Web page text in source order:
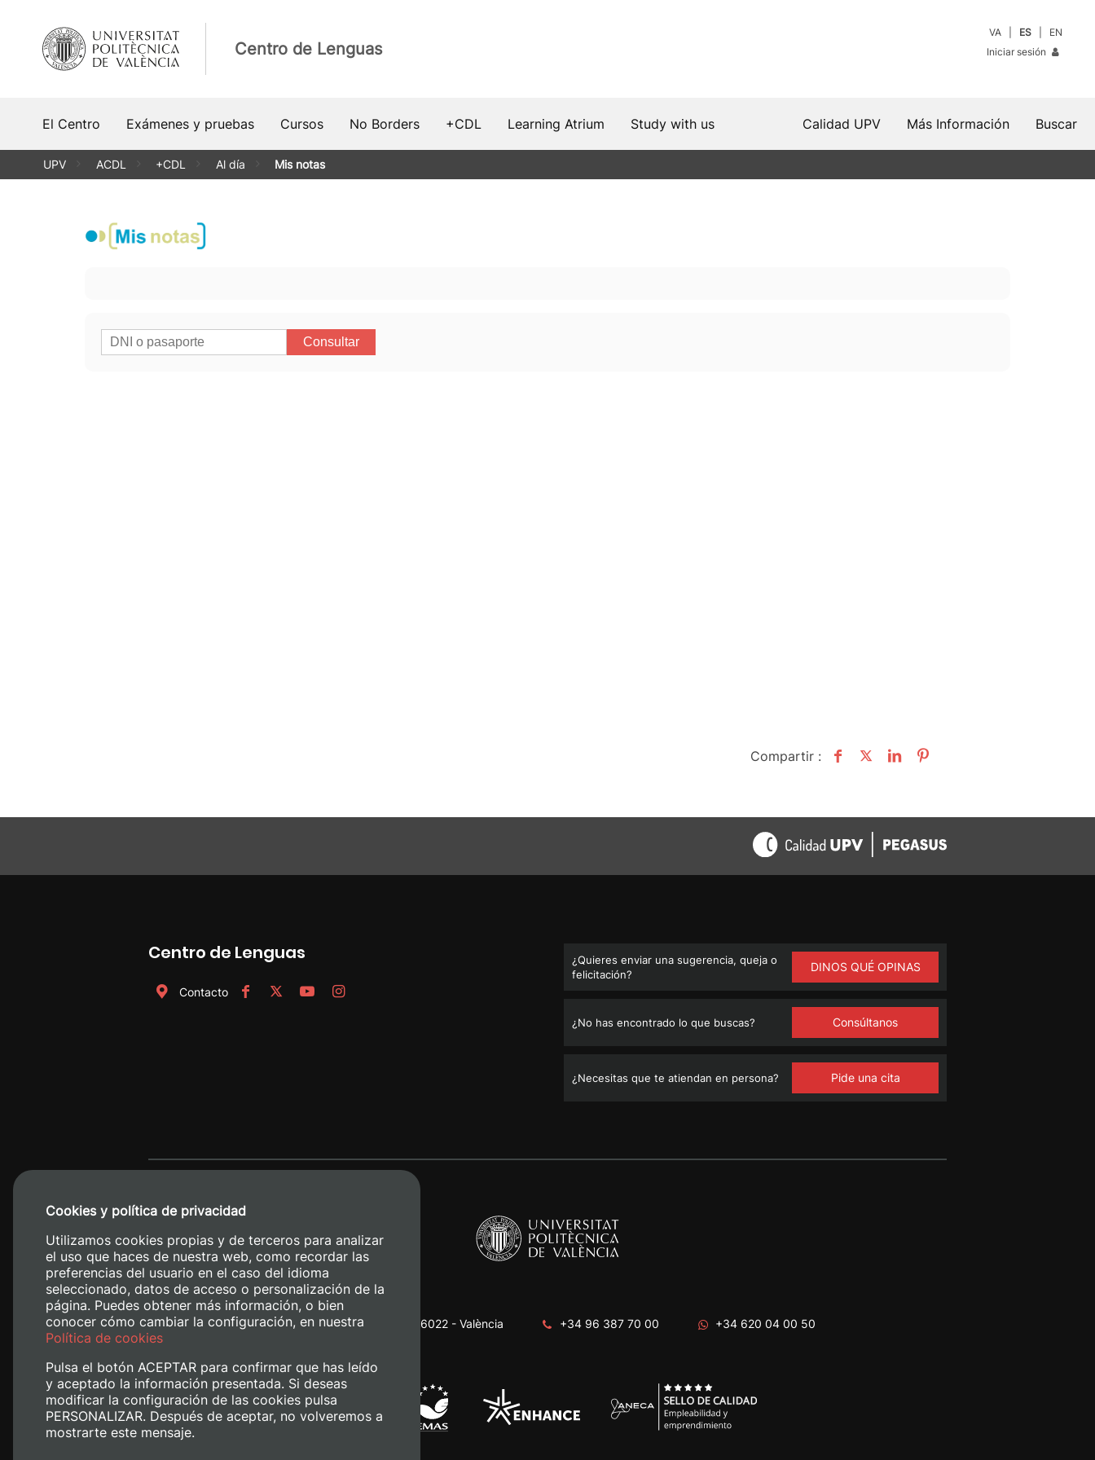
contenido
Centro de Lenguas
VA ES
EN
Iniciar sesión
El Centro Exámenes y pruebas Cursos No Borders +CDL Learning Atrium Study with us Buscar
Más Información
Calidad UPV
UPV ACDL +CDL Al día Mis notas
Compartir :
Centro de Lenguas
Contacto
¿Quieres enviar una sugerencia, queja o
felicitación?
DINOS QUÉ OPINAS
¿No has encontrado lo que buscas? Consúltanos
¿Necesitas que te atiendan en persona? Pide una cita
Camino de Vera, s/n. 46022 - València +34 96 387 70 00 +34 620 04 00 50
Cookies y política de privacidad
Utilizamos cookies propias y de terceros para analizar
el uso que haces de nuestra web, como recordar las
preferencias del usuario en el caso del idioma
seleccionado, datos de acceso o personalización de la
página. Puedes obtener más información, o bien
conocer cómo cambiar la configuración, en nuestra
Política de cookies
Pulsa el botón ACEPTAR para confirmar que has leído
y aceptado la información presentada. Si deseas
modificar la configuración de las cookies pulsa
PERSONALIZAR. Después de aceptar, no volveremos a
mostrarte este mensaje.